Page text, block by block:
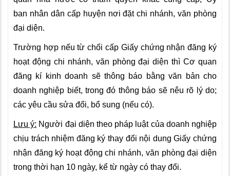
ban nhân dân cấp huyện nơi đặt chi nhánh, văn phòng
đại diện.
Trường hợp nếu từ chối cấp Giấy chứng nhận đăng ký
hoạt động chi nhánh, văn phòng đại diện thì Cơ quan
đăng kí kinh doanh sẽ thông báo bằng văn bản cho
doanh nghiệp biết, trong đó thông báo sẽ nêu rõ lý do;
các yêu cầu sửa đổi, bổ sung (nếu có).
Lưu ý: Người đại diện theo pháp luật của doanh nghiệp
chịu trách nhiệm đăng ký thay đổi nội dung Giấy chứng
nhận đăng ký hoạt động chi nhánh, văn phòng đại diện
trong thời hạn 10 ngày, kể từ ngày có thay đổi.